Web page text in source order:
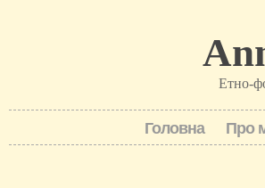
Етно-
Головна Про